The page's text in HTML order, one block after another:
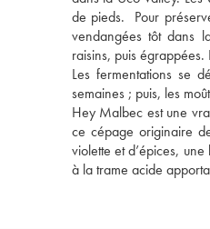
de pieds.  Pour
vendangées tôt dans
raisins, puis
Les fermentations se
semaines ; puis, les
Hey Malbec est une
ce cépage originaire
violette et d’épices,